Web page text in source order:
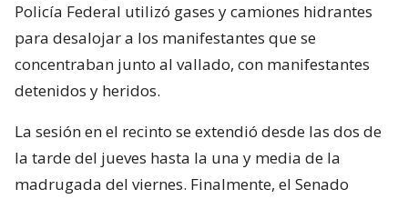
Policía Federal utilizó gases y camiones hidrantes
para desalojar a los manifestantes que se
concentraban junto al vallado, con manifestantes
detenidos y heridos.
La sesión en el recinto se extendió desde las dos de
la tarde del jueves hasta la una y media de la
madrugada del viernes. Finalmente, el Senado